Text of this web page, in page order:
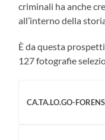
criminali ha anche
all’interno della
È da questa
127 fotografie
CA.TA.LO.GO-